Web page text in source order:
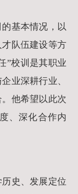
基本情况，以
队伍建设等方
”校训是其职业
业深耕行业、
他希望以此次
、深化合作内
史、发展定位